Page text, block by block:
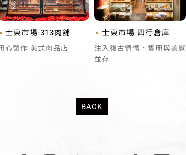
士東市場-313肉舖
心製作 美式肉品店
士東市場-四行倉庫
注入復古情懷，實用與美感
並存
BACK